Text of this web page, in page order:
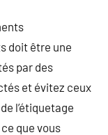
doit être une
par des
et évitez ceux
l’étiquetage
que vous